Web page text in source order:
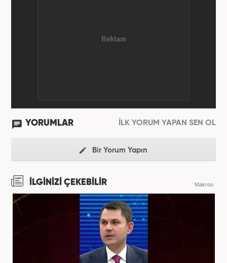
YORUMLAR İLK YORUM YAPAN SEN OL
Bir Yorum Yapın
İLGİNİZİ ÇEKEBİLİR Makroo